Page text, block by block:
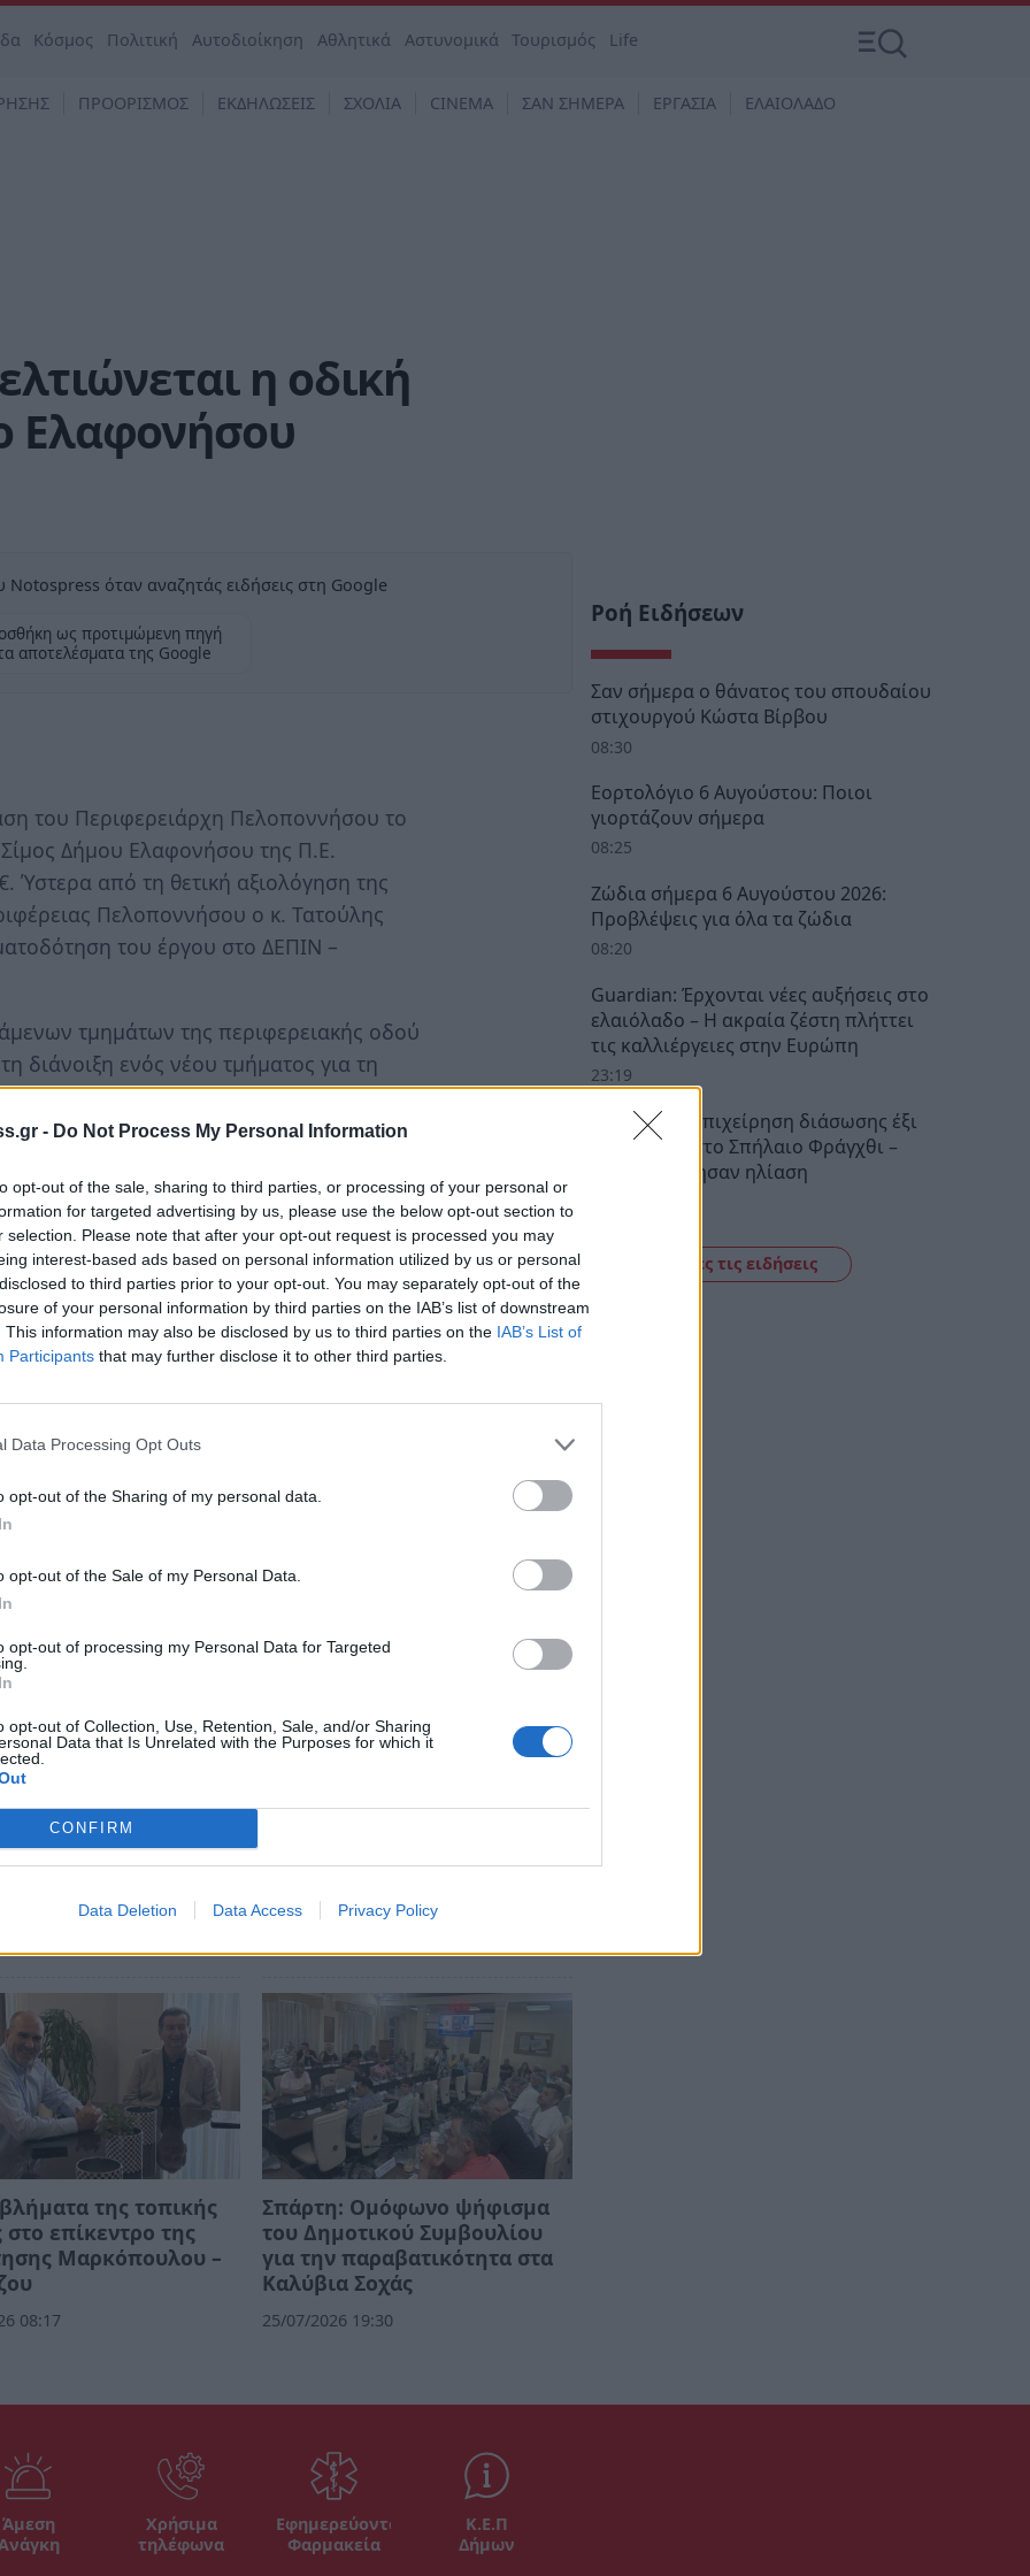
- Do Not Process My Personal Information
opt-out of the sale, sharing to third parties, or processing of your personal or
for targeted advertising by us, please use the below opt-out section to
selection. Please note that after your opt-out request is processed you may
interest-based ads based on personal information utilized by us or personal
to third parties prior to your opt-out. You may separately opt-out of the
of your personal information by third parties on the IAB’s list of downstream
This information may also be disclosed by us to third parties on the IAB’s List of
Participants that may further disclose it to other third parties.
Data Processing Opt Outs
opt-out of the Sharing of my personal data.
opt-out of the Sale of my Personal Data.
opt-out of processing my Personal Data for Targeted
opt-out of Collection, Use, Retention, Sale, and/or Sharing
Data that Is Unrelated with the Purposes for which it
CONFIRM
Data Deletion Data Access Privacy Policy
Κόσμος Πολιτική Αυτοδιοίκηση Αθλητικά Αστυνομικά Τουρισμός Life
ΠΡΟΟΡΙΣΜΟΣ ΕΚΔΗΛΩΣΕΙΣ ΣΧΟΛΙΑ CINEMA ΣΑΝ ΣΗΜΕΡΑ ΕΡΓΑΣΙΑ ΕΛΑΙΟΛΑΔΟ
η οδική
Ελαφονήσου
όταν αναζητάς ειδήσεις στη Google
ως προτιμώμενη πηγή
αποτελέσματα της Google
του Περιφερειάρχη Πελοποννήσου το
Δήμου Ελαφονήσου της Π.Ε.
από τη θετική αξιολόγηση της
Πελοποννήσου ο κ. Τατούλης
του έργου στο ΔΕΠΙΝ –
τμημάτων της περιφερειακής οδού
διάνοιξη ενός νέου τμήματος για τη
συνολικού μήκους 3.8 km.
προβλέπεται η κατασκευή:
με υφιστάμενες οδούς)
οδού με τις δευτερεύουσες
να ακολουθούνται πιστά τα οριζόμενα από
όσον αφορά τις κατά μήκος και τις κατά
Σε όλο το μήκος του έργου, επιλέγεται η
οδού.
Μυστρά
17:47
10.000€ για το νερό και
καταγγέλλει η Αντιπολίτευση
30/07/2026 08:53
της τοπικής
στο επίκεντρο της
Μαρκόπουλου –
08:17
Σπάρτη: Ομόφωνο ψήφισμα
του Δημοτικού Συμβουλίου
για την παραβατικότητα στα
Καλύβια Σοχάς
25/07/2026 19:30
Ροή Ειδήσεων
Σαν σήμερα ο θάνατος του σπουδαίου
στιχουργού Κώστα Βίρβου
08:30
Εορτολόγιο 6 Αυγούστου: Ποιοι
γιορτάζουν σήμερα
08:25
Ζώδια σήμερα 6 Αυγούστου 2026:
Προβλέψεις για όλα τα ζώδια
08:20
Guardian: Έρχονται νέες αυξήσεις στο
ελαιόλαδο – Η ακραία ζέστη πλήττει
τις καλλιέργειες στην Ευρώπη
23:19
Ερμιονίδα: Επιχείρηση διάσωσης έξι
τουριστών στο Σπήλαιο Φράγχθι –
Τρεις υπέστησαν ηλίαση
Δείτε όλες τις ειδήσεις
Άμεση
Χρήσιμα
τηλέφωνα
Εφημερεύοντα
Φαρμακεία
Κ.Ε.Π
Δήμων